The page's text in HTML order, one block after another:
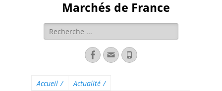
Marchés de France
Accueil / Actualité /